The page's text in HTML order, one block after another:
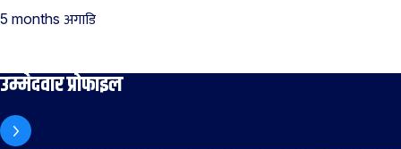
5 months अगाडि
उम्मेदवार प्रोफाइल